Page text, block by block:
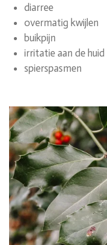
diarree
overmatig kwijlen
buikpijn
irritatie aan de huid
spierspasmen